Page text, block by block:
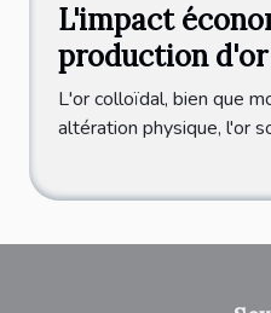
L'impact
production
marché
L'or colloïdal, bien que
altération physique, l'or